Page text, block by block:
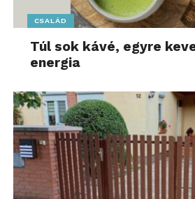
CSALÁD
Túl sok kávé, egyre
energia